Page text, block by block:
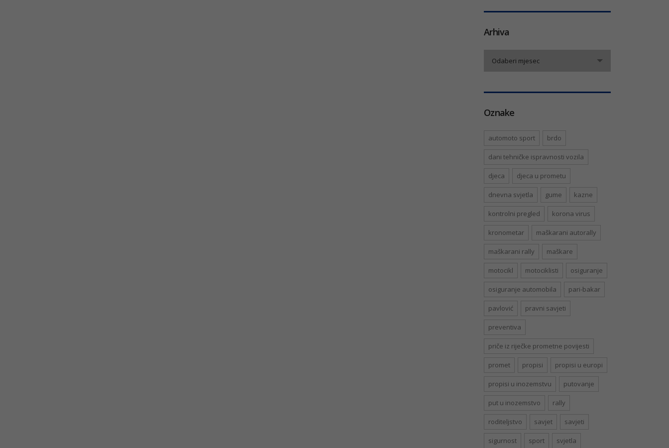
Arhiva
Odaberi mjesec
Oznake
automoto sport brdo
dani tehničke ispravnosti vozila
djeca djeca u prometu
dnevna svjetla gume kazne
kontrolni pregled korona virus
kronometar maškarani autorally
maškarani rally maškare
motocikl motociklisti osiguranje
osiguranje automobila pari-bakar
pavlović pravni savjeti
preventiva
priče iz riječke prometne povijesti
promet propisi propisi u europi
propisi u inozemstvu putovanje
put u inozemstvo rally
roditeljstvo savjet savjeti
sigurnost sport svjetla